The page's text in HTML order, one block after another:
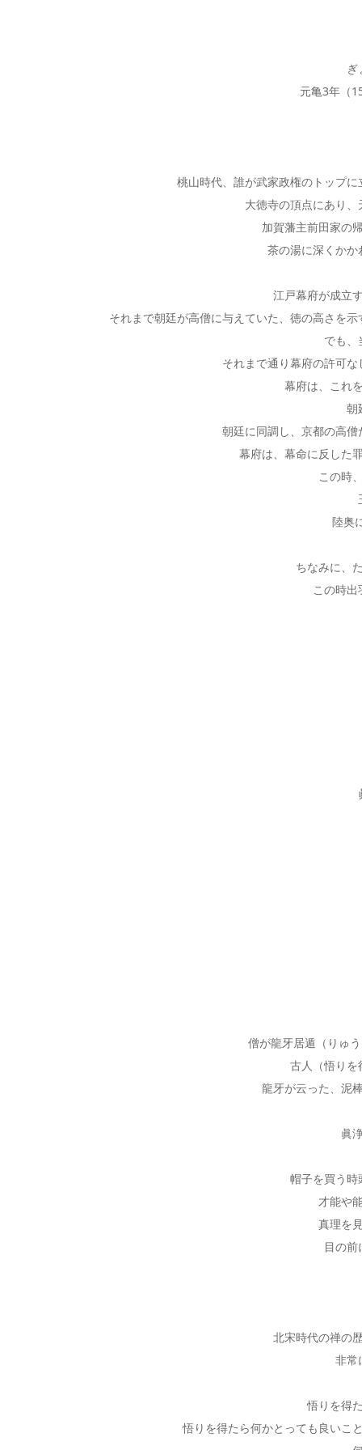
ぎ
元亀3年（
桃山時代、誰が武家政権のトップ
大徳寺の頂点にあり
加賀藩主前田家の
茶の湯に深くか
江戸幕府が成立
それまで朝廷が高僧に与えていた、徳の高さを
でも、
それまで通り幕府の許可
幕府は、これ
朝
朝廷に同調し、京都の高
幕府は、幕命に反した
この時
陸奥
ちなみに、
この時
僧が龍牙居遁（りゅ
古人（悟りを
龍牙が云った、泥
眞
帽子を買う時
才能や
真理を
目の
北宋時代の禅の
非常
悟りを得
悟りを得たら何かとっても良いこ